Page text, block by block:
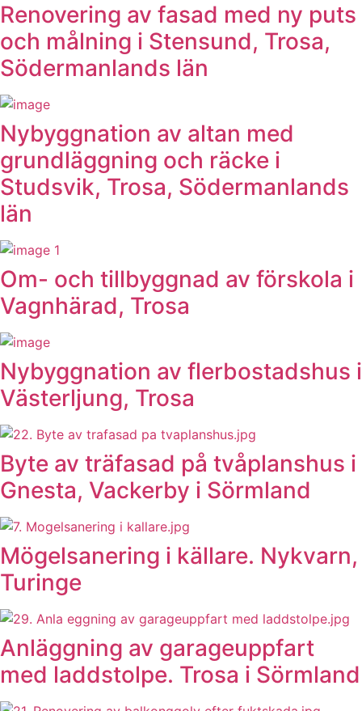
Renovering av fasad med ny puts
och målning i Stensund, Trosa,
Södermanlands län
Nybyggnation av altan med
grundläggning och räcke i
Studsvik, Trosa, Södermanlands
län
Om- och tillbyggnad av förskola i
Vagnhärad, Trosa
Nybyggnation av flerbostadshus i
Västerljung, Trosa
Byte av träfasad på tvåplanshus i
Gnesta, Vackerby i Sörmland
Mögelsanering i källare. Nykvarn,
Turinge
Anläggning av garageuppfart
med laddstolpe. Trosa i Sörmland